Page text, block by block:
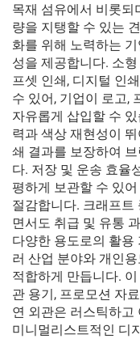
목재 섬유에서 비롯되
량을 지탱할 수 있는
화를 위해 노력하는
성을 제공합니다. 소
프셋 인쇄, 디지털 인
수 있어, 기업이 로고,
자유롭게 삽입할 수
력과 색상 재현성이
쇄 결과를 보장하여
다. 저장 및 운송 효율
평하게 보관할 수 있
절감합니다. 크래프트
면서도 취급 및 유통
다양한 용도로의 활용
러 산업 분야와 개인
적합하게 만듭니다.
관 용기, 프로모션 자
연 외관은 러스틱하고
미니멀리스트적인 디